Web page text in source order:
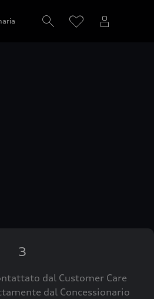
3
dal Customer Care
dal Concessionario